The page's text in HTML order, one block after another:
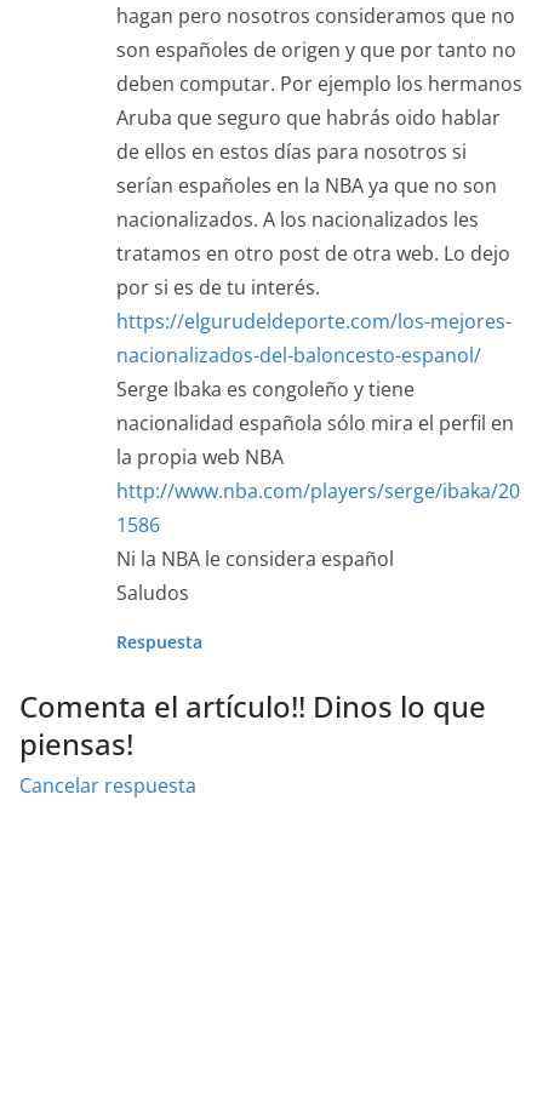
hagan pero nosotros consideramos que no
son españoles de origen y que por tanto no
deben computar. Por ejemplo los hermanos
Aruba que seguro que habrás oido hablar
de ellos en estos días para nosotros si
serían españoles en la NBA ya que no son
nacionalizados. A los nacionalizados les
tratamos en otro post de otra web. Lo dejo
por si es de tu interés.
https://elgurudeldeporte.com/los-mejores-
nacionalizados-del-baloncesto-espanol/
Serge Ibaka es congoleño y tiene
nacionalidad española sólo mira el perfil en
la propia web NBA
http://www.nba.com/players/serge/ibaka/20
1586
Ni la NBA le considera español
Saludos
Respuesta
Comenta el artículo!! Dinos lo que
piensas!
Cancelar respuesta